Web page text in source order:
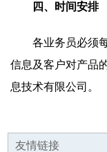
四、时间安排
各业务员必须
信息及客户对产品
息技术有限公司。
友情链接